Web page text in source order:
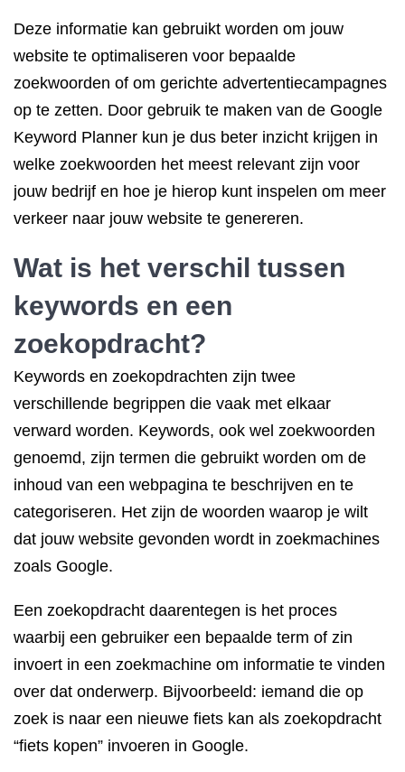
Deze informatie kan gebruikt worden om jouw
website te optimaliseren voor bepaalde
zoekwoorden of om gerichte advertentiecampagnes
op te zetten. Door gebruik te maken van de Google
Keyword Planner kun je dus beter inzicht krijgen in
welke zoekwoorden het meest relevant zijn voor
jouw bedrijf en hoe je hierop kunt inspelen om meer
verkeer naar jouw website te genereren.
Wat is het verschil tussen
keywords en een
zoekopdracht?
Keywords en zoekopdrachten zijn twee
verschillende begrippen die vaak met elkaar
verward worden. Keywords, ook wel zoekwoorden
genoemd, zijn termen die gebruikt worden om de
inhoud van een webpagina te beschrijven en te
categoriseren. Het zijn de woorden waarop je wilt
dat jouw website gevonden wordt in zoekmachines
zoals Google.
Een zoekopdracht daarentegen is het proces
waarbij een gebruiker een bepaalde term of zin
invoert in een zoekmachine om informatie te vinden
over dat onderwerp. Bijvoorbeeld: iemand die op
zoek is naar een nieuwe fiets kan als zoekopdracht
“fiets kopen” invoeren in Google.